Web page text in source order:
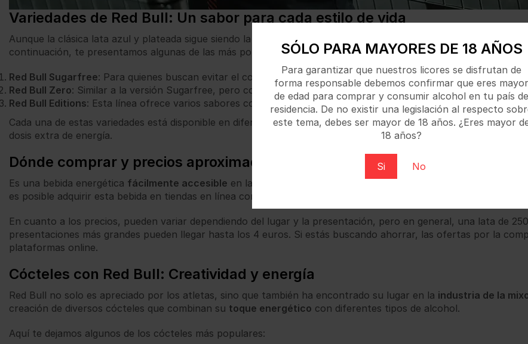
SÓLO PARA MAYORES DE 18 AÑOS
Para garantizar que nuestros licores se disfrutan de
forma responsable debemos confirmar que eres mayor
de edad para comprar y consumir alcohol en tu país de
residencia. De no existir una legislación al respecto
este tema, debes ser mayor de 18 años. ¿Eres mayor
18 años?
Si No
Variedades de Red Bull: Un sabor para cada estilo de vida
Aunque la clásica lata azul y plateada sigue siendo la más reconocida, la marca ha lanzado una serie de
continuación, te presentamos algunas de las más populares:
Red Bull Sugarfree: Para quienes buscan evitar el consumo de azúcar, esta variedad ofrece los mismos
Red Bull Zero: Similar a la versión Sugarfree, pero con un sabor ligeramente diferente y una fórmula sin azúcar
Red Bull Editions: Esta línea ofrece varios sabores como frutos del bosque, tropical, coco y arándano ,
Cada una de estas variedades está disponible en diferentes tamaños, desde las latas estándar de 250 ml hasta
dosis extra de energía.
Dónde comprar y precios aproximados
Es una bebida energética fácilmente accesible en la mayoría de los supermercados, tiendas de conveniencia
es posible adquirir esta bebida en tiendas en línea como Amazon, supermercados con servicio de delivery y en
En cuanto a los precios, pueden variar dependiendo del lugar y la presentación, pero en general, una lata de
presentaciones más grandes pueden llegar hasta los 4 euros. Si estás buscando ahorrar, las ofertas por la
plataformas online.
Cócteles con Red Bull: Creatividad y energía
Red Bull no solo es apreciado por los atletas, sino que también ha encontrado su lugar en la industria de la
creación de diversos cócteles que combinan su toque energético con diferentes tipos de alcohol.
Aquí te dejamos algunos de los cócteles más populares: